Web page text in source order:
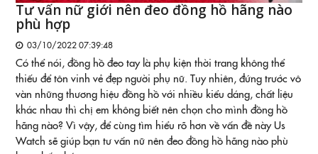
Tư vấn nữ giới nên đeo đồng hồ hãng nào
phù hợp
03/10/2022 07:39:48
Có thể nói, đồng hồ đeo tay là phụ kiện thời trang không thể
thiếu để tôn vinh vẻ đẹp người phụ nữ. Tuy nhiên, đứng trước vô
vàn những thương hiệu đồng hồ với nhiều kiểu dáng, chất liệu
khác nhau thì chị em không biết nên chọn cho mình đồng hồ
hãng nào? Vì vậy, để cùng tìm hiểu rõ hơn về vấn đề này Us
Watch sẽ giúp bạn tư vấn nữ nên đeo đồng hồ hãng nào phù